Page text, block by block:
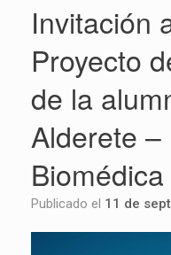
Invitación
Proyecto
de la
Alderete
Biomédica
Publicado el 11 de